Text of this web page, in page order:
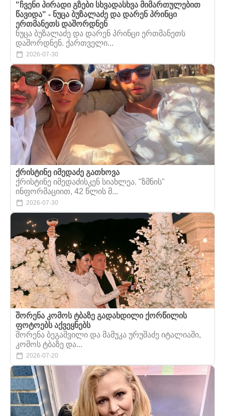
"ჩვენი პირადი გზები სხვადასხვა მიმართულებით
წავიდა" - ნუცა ბუზალაძე და დარენ პრინცი
ერთმანეთს დაშორდნენ
ნუცა ბუზალაძე და დარენ პრინცი ერთმანეთს
დაშორდნენ. ქართველი...
2026-07-30
ქრისტინე იმედაძე გათხოვა
ქრისტინე იმედაძისკენ სიახლეა. "ზმნის"
ინფორმაციით, 42 წლის მ...
2026-07-30
შორენა კომოს ტბაზე გადახდილი ქორწილის
ფოტოებს აქვეყნებს
შორენა ბეგაშვილი და მამუკა ურუშაძე იტალიაში,
კომოს ტბაზე და...
2026-07-20